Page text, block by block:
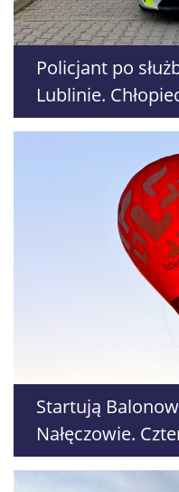
Policjant po
Lublinie.
Startują
Nałęczowie.
zmagań i